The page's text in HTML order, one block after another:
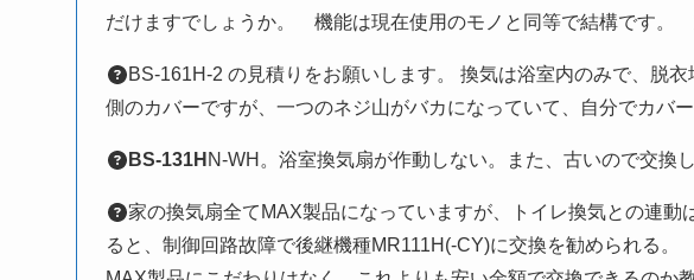
だけますでしょうか。 機能は現在使用のモノと同等で結構です
BS-161H-2 の見積りをお願いします。 換気は浴室内のみで、脱
側のカバーですが、一つのネジ山がバカになっていて、自分でカバ
BS-131H N-WH。浴室換気扇が作動しない。また、古いので交換し
家の換気扇全てMAX製品になっていますが、トイレ換気との連
ると、制御回路故障で後継機種MR111H(-CY)に交換を勧められる。